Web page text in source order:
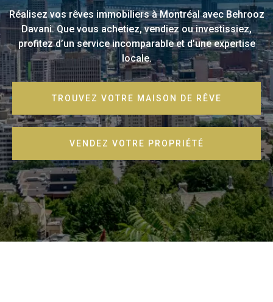
Réalisez vos rêves immobiliers à Montréal avec Behrooz
Davani. Que vous achetiez, vendiez ou investissiez,
profitez d’un service incomparable et d’une expertise
locale.
TROUVEZ VOTRE MAISON DE RÊVE
VENDEZ VOTRE PROPRIÉTÉ